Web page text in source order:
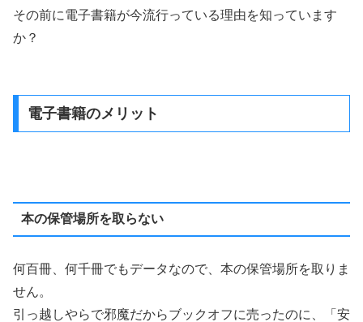
その前に電子書籍が今流行っている理由を知っています
か？
電子書籍のメリット
本の保管場所を取らない
何百冊、何千冊でもデータなので、本の保管場所を取りま
せん。
引っ越しやらで邪魔だからブックオフに売ったのに、「安